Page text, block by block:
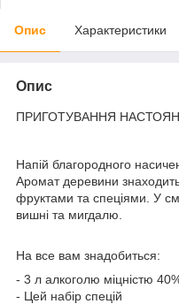
Опис Характеристики
Опис
ПРИГОТУВАННЯ
Напій благородного
Аромат деревини
фруктами та спеціями. У
вишні та мигдалю.
На все вам знадобиться:
- 3 л алкоголю міцністю
- Цей набір спецій